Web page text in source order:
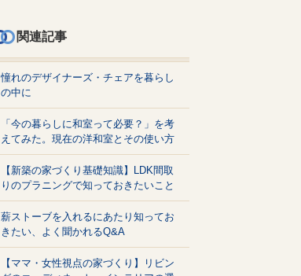
関連記事
憧れのデザイナーズ・チェアを暮らし
の中に
「今の暮らしに和室って必要？」を考
えてみた。現在の洋和室とその使い方
【新築の家づくり基礎知識】LDK間取
りのプラニングで知っておきたいこと
薪ストーブを入れるにあたり知ってお
きたい、よく聞かれるQ&A
【ママ・女性視点の家づくり】リビン